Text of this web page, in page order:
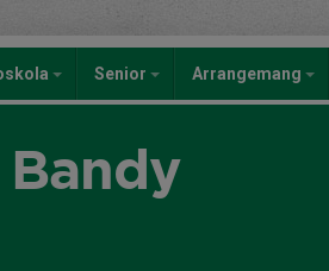
Senior Arrangemang
Bandy